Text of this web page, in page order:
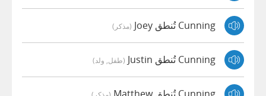
Cunning تُنطق Joey (مذكر)
Cunning تُنطق Justin (طفل, ولد)